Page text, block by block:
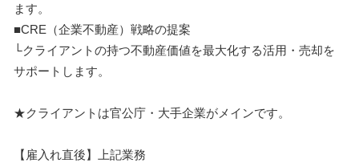
ます。
■CRE（企業不動産）戦略の提案
└クライアントの持つ不動産価値を最大化する活用・売却を
サポートします。
★クライアントは官公庁・大手企業がメインです。
【雇入れ直後】上記業務